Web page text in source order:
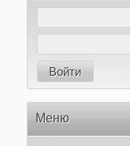
Войти
Меню